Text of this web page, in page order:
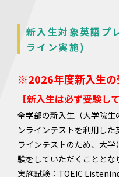
新入生対象英語プ
ライン実施)
※2026年度新入生の
【新入生は必ず受験し
全学部の新入生（大学院生
ンラインテストを利用し
ラインテストのため、大
験をしていただくこととな
実施試験：TOEIC